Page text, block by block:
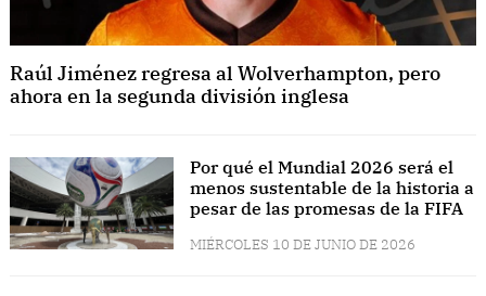
Raúl Jiménez regresa al Wolverhampton, pero
ahora en la segunda división inglesa
Por qué el Mundial 2026 será el
menos sustentable de la historia a
pesar de las promesas de la FIFA
MIÉRCOLES 10 DE JUNIO DE 2026